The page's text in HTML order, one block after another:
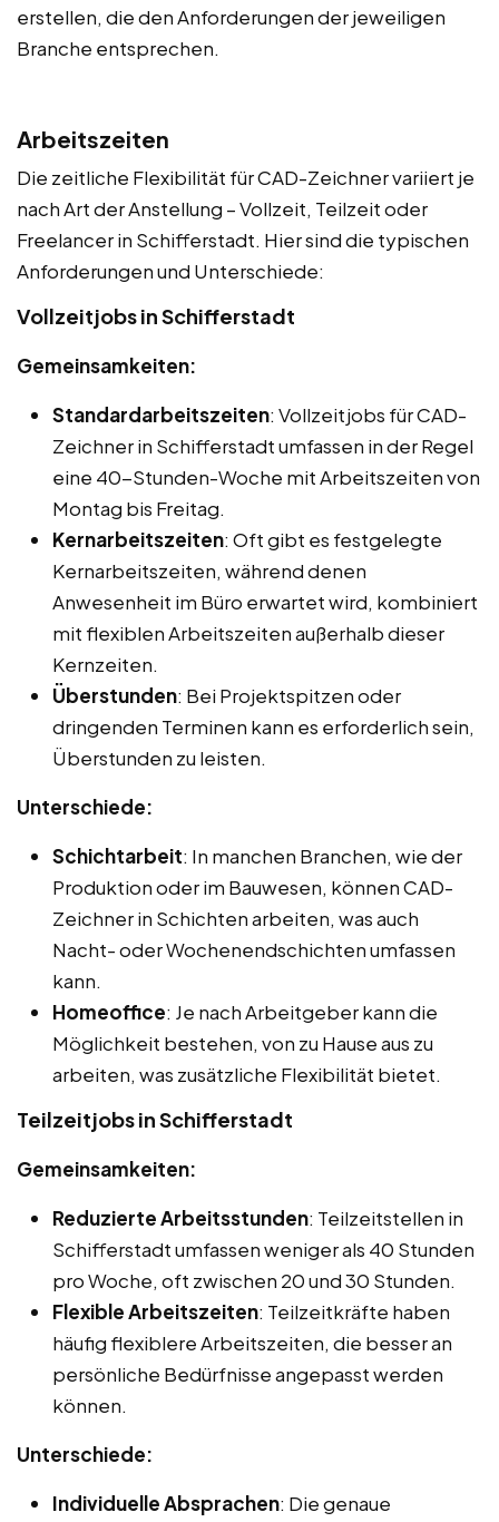
erstellen, die den Anforderungen der jeweiligen
Branche entsprechen.
Arbeitszeiten
Die zeitliche Flexibilität für CAD-Zeichner variiert je
nach Art der Anstellung – Vollzeit, Teilzeit oder
Freelancer in Schifferstadt. Hier sind die typischen
Anforderungen und Unterschiede:
Vollzeitjobs in Schifferstadt
Gemeinsamkeiten:
Standardarbeitszeiten: Vollzeitjobs für CAD-
Zeichner in Schifferstadt umfassen in der Regel
eine 40-Stunden-Woche mit Arbeitszeiten von
Montag bis Freitag.
Kernarbeitszeiten: Oft gibt es festgelegte
Kernarbeitszeiten, während denen
Anwesenheit im Büro erwartet wird, kombiniert
mit flexiblen Arbeitszeiten außerhalb dieser
Kernzeiten.
Überstunden: Bei Projektspitzen oder
dringenden Terminen kann es erforderlich sein,
Überstunden zu leisten.
Unterschiede:
Schichtarbeit: In manchen Branchen, wie der
Produktion oder im Bauwesen, können CAD-
Zeichner in Schichten arbeiten, was auch
Nacht- oder Wochenendschichten umfassen
kann.
Homeoffice: Je nach Arbeitgeber kann die
Möglichkeit bestehen, von zu Hause aus zu
arbeiten, was zusätzliche Flexibilität bietet.
Teilzeitjobs in Schifferstadt
Gemeinsamkeiten:
Reduzierte Arbeitsstunden: Teilzeitstellen in
Schifferstadt umfassen weniger als 40 Stunden
pro Woche, oft zwischen 20 und 30 Stunden.
Flexible Arbeitszeiten: Teilzeitkräfte haben
häufig flexiblere Arbeitszeiten, die besser an
persönliche Bedürfnisse angepasst werden
können.
Unterschiede:
Individuelle Absprachen: Die genaue